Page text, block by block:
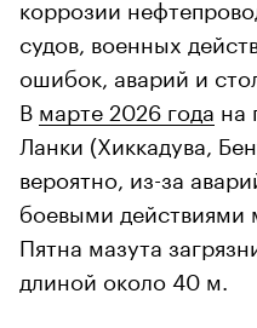
коррозии
судов, военных
ошибок, аварий и
В марте 2026 года на
Ланки (Хиккадува,
вероятно, из-за
боевыми
Пятна мазута
длиной около 40 м.